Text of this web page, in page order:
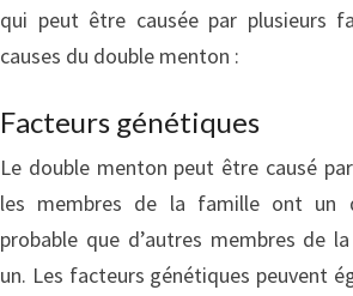
qui peut être causée par plusieurs
causes du double menton :
Facteurs génétiques
Le double menton peut être causé
les membres de la famille ont un
probable que d’autres membres de
un. Les facteurs génétiques peuvent